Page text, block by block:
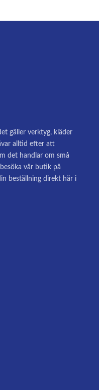
gäller verktyg, kläder
alltid efter att
det handlar om små
vår butik på
beställning direkt här i